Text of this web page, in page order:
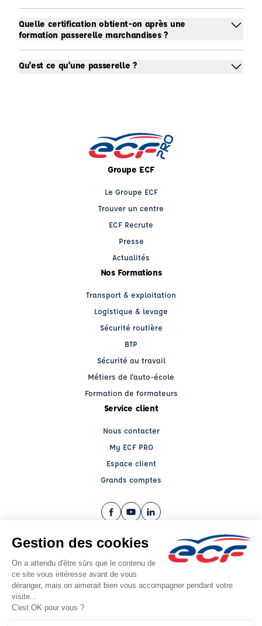
Quelle certification obtient-on après une
formation passerelle marchandises ?
Qu'est ce qu'une passerelle ?
Groupe ECF
Le Groupe ECF
Trouver un centre
ECF Recrute
Presse
Actualités
Nos Formations
Transport & exploitation
Logistique & levage
Sécurité routière
BTP
Sécurité au travail
Métiers de l'auto-école
Formation de formateurs
Service client
Nous contacter
My ECF PRO
Espace client
Grands comptes
Facebook (nouvelle fenêtre)
YouTube (nouvelle fenêtre)
LinkedIn (nouvelle fenêtre)
CGV
Mentions légales
© 2026 École de Conduite Française. Tous droits réservés